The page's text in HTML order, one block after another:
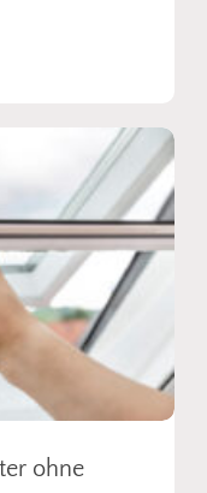
ohne